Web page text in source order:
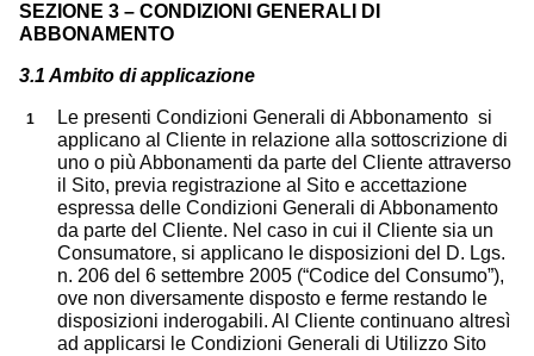
SEZIONE 3 – CONDIZIONI GENERALI DI
ABBONAMENTO
3.1 Ambito di applicazione
Le presenti Condizioni Generali di Abbonamento si
applicano al Cliente in relazione alla sottoscrizione di
uno o più Abbonamenti da parte del Cliente attraverso
il Sito, previa registrazione al Sito e accettazione
espressa delle Condizioni Generali di Abbonamento
da parte del Cliente. Nel caso in cui il Cliente sia un
Consumatore, si applicano le disposizioni del D. Lgs.
n. 206 del 6 settembre 2005 (“Codice del Consumo”),
ove non diversamente disposto e ferme restando le
disposizioni inderogabili. Al Cliente continuano altresì
ad applicarsi le Condizioni Generali di Utilizzo Sito